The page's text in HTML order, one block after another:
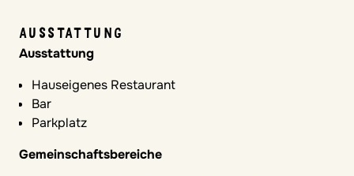
AUSSTATTUNG
Ausstattung
Hauseigenes Restaurant
Bar
Parkplatz
Gemeinschaftsbereiche